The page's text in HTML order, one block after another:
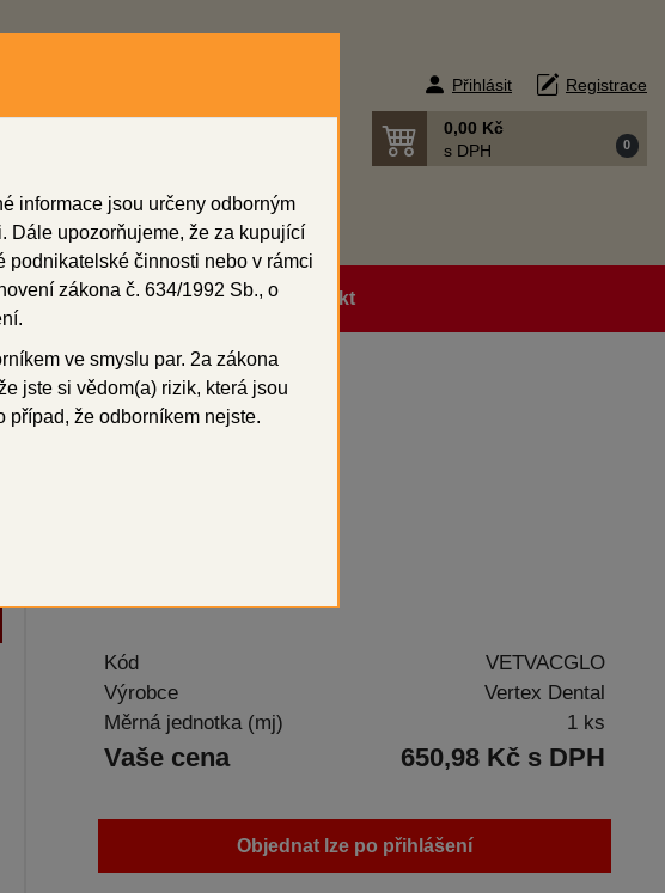
Přihlásit Registrace
0,00 Kč
s DPH
0
Obchodní podmínky Kontakt
ThermoGloss paste
Kód
VETVACGLO
Výrobce
Vertex Dental
Měrná jednotka (mj)
1 ks
Vaše cena 650,98 Kč s DPH
Objednat lze po přihlášení
informace jsou určeny odborným
Dále upozorňujeme, že za kupující
podnikatelské činnosti nebo v rámci
zákona č. 634/1992 Sb., o
ve smyslu par. 2a zákona
jste si vědom(a) rizik, která jsou
případ, že odborníkem nejste.